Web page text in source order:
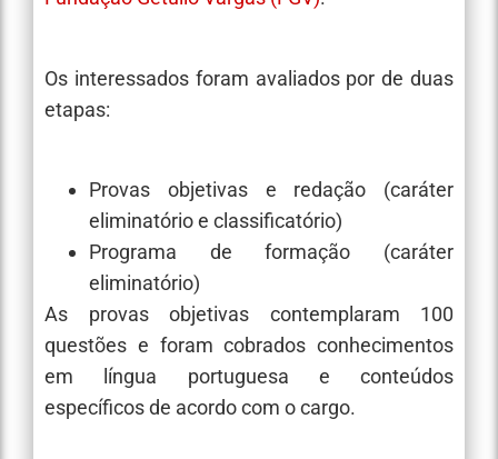
Os interessados foram avaliados por de duas
etapas:
Provas objetivas e redação (caráter
eliminatório e classificatório)
Programa de formação (caráter
eliminatório)
As provas objetivas contemplaram 100
questões e foram cobrados conhecimentos
em língua portuguesa e conteúdos
específicos de acordo com o cargo.